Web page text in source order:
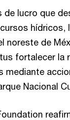
lucro que
hídricos,
noreste de
fortalecer la
mediante
Nacional